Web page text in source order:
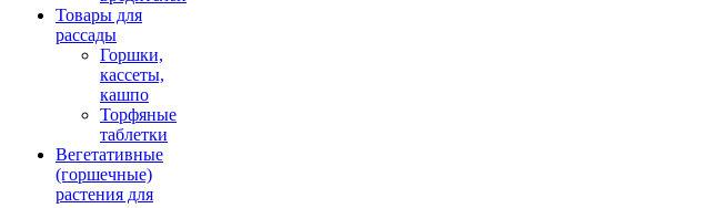
Товары для
рассады
Горшки,
кассеты,
кашпо
Торфяные
таблетки
Вегетативные
(горшечные)
растения для